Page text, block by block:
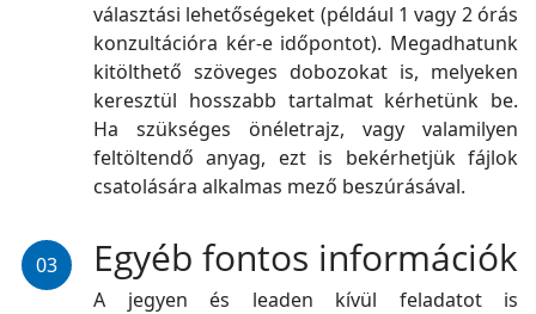
választási lehetőségeket (például 1 vagy 2 órás
konzultációra kér-e időpontot). Megadhatunk
kitölthető szöveges dobozokat is, melyeken
keresztül hosszabb tartalmat kérhetünk be.
Ha szükséges önéletrajz, vagy valamilyen
feltöltendő anyag, ezt is bekérhetjük fájlok
csatolására alkalmas mező beszúrásával.
03 Egyéb fontos információk
A jegyen és leaden kívül feladatot is